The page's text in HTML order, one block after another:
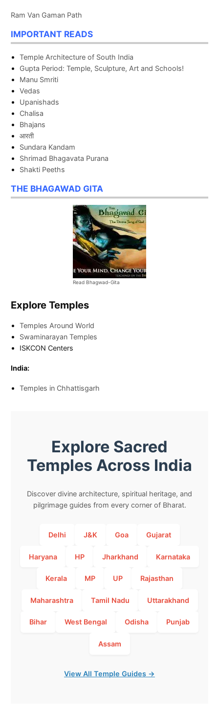
Ram Van Gaman Path
IMPORTANT READS
Temple Architecture of South India
Gupta Period: Temple, Sculpture, Art and Schools!
Manu Smriti
Vedas
Upanishads
Chalisa
Bhajans
आरती
Sundara Kandam
Shrimad Bhagavata Purana
Shakti Peeths
THE BHAGAWAD GITA
Read Bhagwad-Gita
Explore Temples
Temples Around World
Swaminarayan Temples
ISKCON Centers
India:
Temples in Chhattisgarh
Explore Sacred
Temples Across India
Discover divine architecture, spiritual heritage, and
pilgrimage guides from every corner of Bharat.
Delhi J&K Goa Gujarat
Haryana HP Jharkhand Karnataka
Kerala MP UP Rajasthan
Maharashtra Tamil Nadu Uttarakhand
Bihar West Bengal Odisha Punjab
Assam
View All Temple Guides →